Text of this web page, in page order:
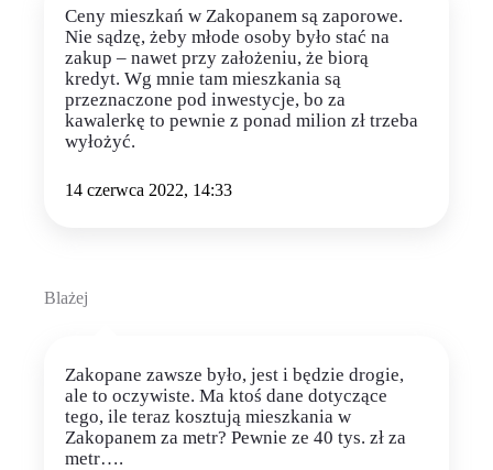
Ceny mieszkań w Zakopanem są zaporowe.
Nie sądzę, żeby młode osoby było stać na
zakup – nawet przy założeniu, że biorą
kredyt. Wg mnie tam mieszkania są
przeznaczone pod inwestycje, bo za
kawalerkę to pewnie z ponad milion zł trzeba
wyłożyć.
14 czerwca 2022, 14:33
Blażej
Zakopane zawsze było, jest i będzie drogie,
ale to oczywiste. Ma ktoś dane dotyczące
tego, ile teraz kosztują mieszkania w
Zakopanem za metr? Pewnie ze 40 tys. zł za
metr….